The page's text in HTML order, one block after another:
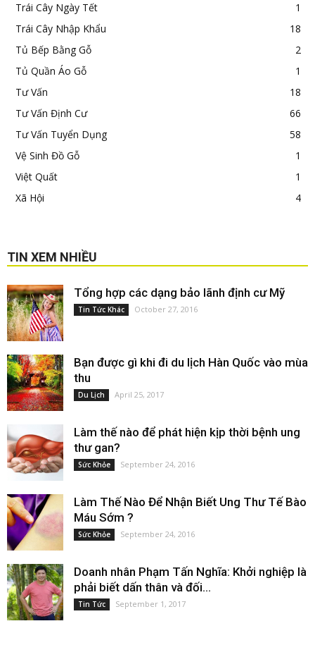
Trái Cây Ngày Tết
1
Trái Cây Nhập Khẩu
18
Tủ Bếp Bằng Gỗ
2
Tủ Quần Áo Gỗ
1
Tư Vấn
18
Tư Vấn Định Cư
66
Tư Vấn Tuyển Dụng
58
Vệ Sinh Đồ Gỗ
1
Việt Quất
1
Xã Hội
4
TIN XEM NHIỀU
Tổng hợp các dạng bảo lãnh định cư Mỹ
Tin Tức Khác October 27, 2016
Bạn được gì khi đi du lịch Hàn Quốc vào mùa
thu
Du Lịch April 25, 2017
Làm thế nào để phát hiện kịp thời bệnh ung
thư gan?
Sức Khỏe September 24, 2016
Làm Thế Nào Để Nhận Biết Ung Thư Tế Bào
Máu Sớm ?
Sức Khỏe September 24, 2016
Doanh nhân Phạm Tấn Nghĩa: Khởi nghiệp là
phải biết dấn thân và đối...
Tin Tức September 1, 2017